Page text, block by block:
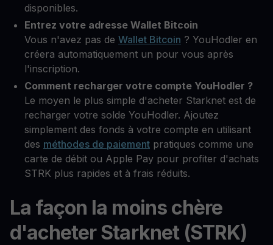
disponibles.
Entrez votre adresse Wallet Bitcoin
Vous n'avez pas de Wallet Bitcoin ? YouHodler en
créera automatiquement un pour vous après
l'inscription.
Comment recharger votre compte YouHodler ?
Le moyen le plus simple d'acheter Starknet est de
recharger votre solde YouHodler. Ajoutez
simplement des fonds à votre compte en utilisant
des méthodes de paiement pratiques comme une
carte de débit ou Apple Pay pour profiter d'achats
STRK plus rapides et à frais réduits.
La façon la moins chère
d'acheter Starknet (STRK)